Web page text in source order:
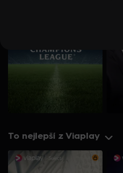
To nejlepší z Viaplay